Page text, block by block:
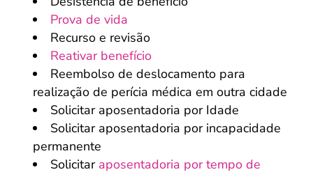
Prova de vida
Recurso e revisão
Reativar benefício
Reembolso de deslocamento para
realização de perícia médica em outra cidade
Solicitar aposentadoria por Idade
Solicitar aposentadoria por incapacidade
permanente
Solicitaraposentadoria por tempo de